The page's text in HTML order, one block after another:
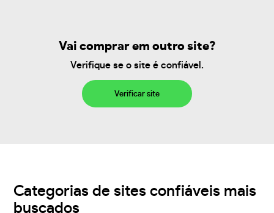
Vai comprar em outro site?
Verifique se o site é confiável.
Verificar site
Categorias de sites confiáveis mais
buscados